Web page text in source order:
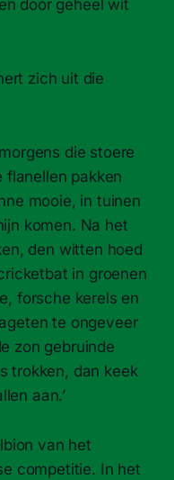
door geheel wit
zich uit die
die stoere
pakken
mooie, in tuinen
komen. Na het
den witten hoed
in groenen
forsche kerels en
te ongeveer
zon gebruinde
trokken, dan keek
aan.’
van het
competitie. In het